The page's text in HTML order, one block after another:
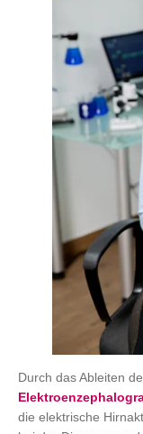
Durch das Ableiten
die elektrische